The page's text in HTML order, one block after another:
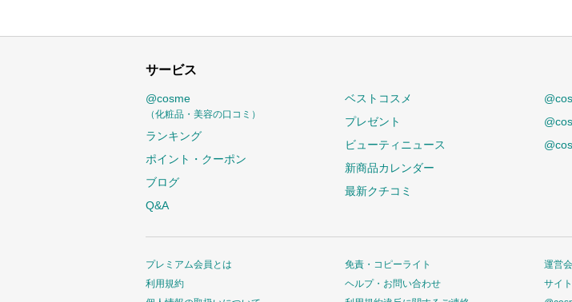
サービス
@cosme
（化粧品・美容の口コミ）
ランキング
ポイント・クーポン
ブログ
Q&A
ベストコスメ
プレゼント
ビューティニュース
新商品カレンダー
最新クチコミ
プレミアム会員とは
利用規約
免責・コピーライト
ヘルプ・お問い合わせ
運営
サイ